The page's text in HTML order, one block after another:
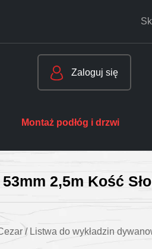
Zaloguj się
Montaż podłóg i drzwi
2,5m Kość
/ Listwa do wykładzin